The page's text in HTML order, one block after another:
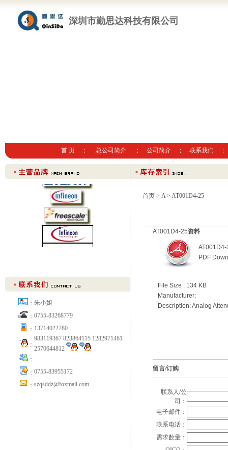
深圳市勤思达科技有限公司
首 页 总公司简介 公司简介 联系我们
： 朱小姐
： 0755-83268779
： 13714022780
：
983119367 823864115 1282971461
2570644812
：
： 0755-83955172
： szqsddz@foxmail.com
首页 > A> AT001D4-25
AT001D4-25资料
AT001D4-
PDF
File Size : 134 KB
Manufacturer:
Description: Analog
留言/订购
联系人/公
司：
电子邮件：
联系电话：
需求数量：